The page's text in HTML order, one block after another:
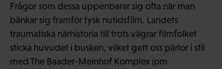
Frågor som dessa uppenbarar sig ofta när man
bänkar sig framför tysk nutidsfilm. Landets
traumatiska närhistoria till trots vägrar filmfolket
sticka huvudet i busken, vilket gett oss pärlor i stil
med The Baader-Meinhof Komplex (om